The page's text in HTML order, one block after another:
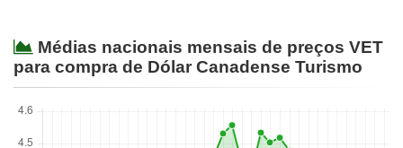
Médias nacionais mensais de preços VET
para compra de Dólar Canadense Turismo